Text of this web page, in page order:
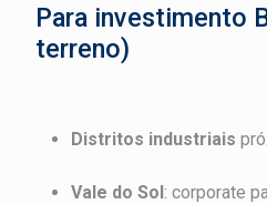
Para investimento
terreno)
Distritos industriais
Vale do Sol: corporate